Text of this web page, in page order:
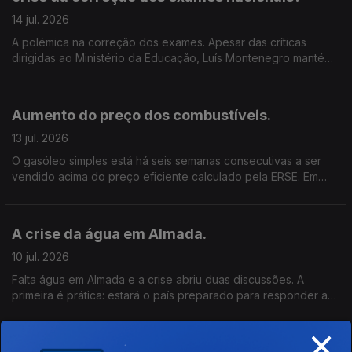
14 jul. 2026
A polémica na correção dos exames. Apesar das críticas
dirigidas ao Ministério da Educação, Luís Montenegro mantém
e as famílias desta situação? Se depois de sexta-feira vierem a
confirmar-se problemas nos resultados da correção das
frágil dentro do Governo?
Aumento do preço dos combustíveis.
13 jul. 2026
O gasóleo simples está há seis semanas consecutivas a ser
vendido acima do preço eficiente calculado pela ERSE. Em
subidas no orçamento das famílias e na atividade das
empresas? Considera aceitável que os preços praticados
ERSE? O que espera das autoridades e do setor para tornar os
preços mais justos e transparentes?
A crise da água em Almada.
10 jul. 2026
Falta água em Almada e a crise abriu duas discussões. A
primeira é prática: estará o país preparado para responder a
quem assume responsabilidades? A autarquia e o Governo